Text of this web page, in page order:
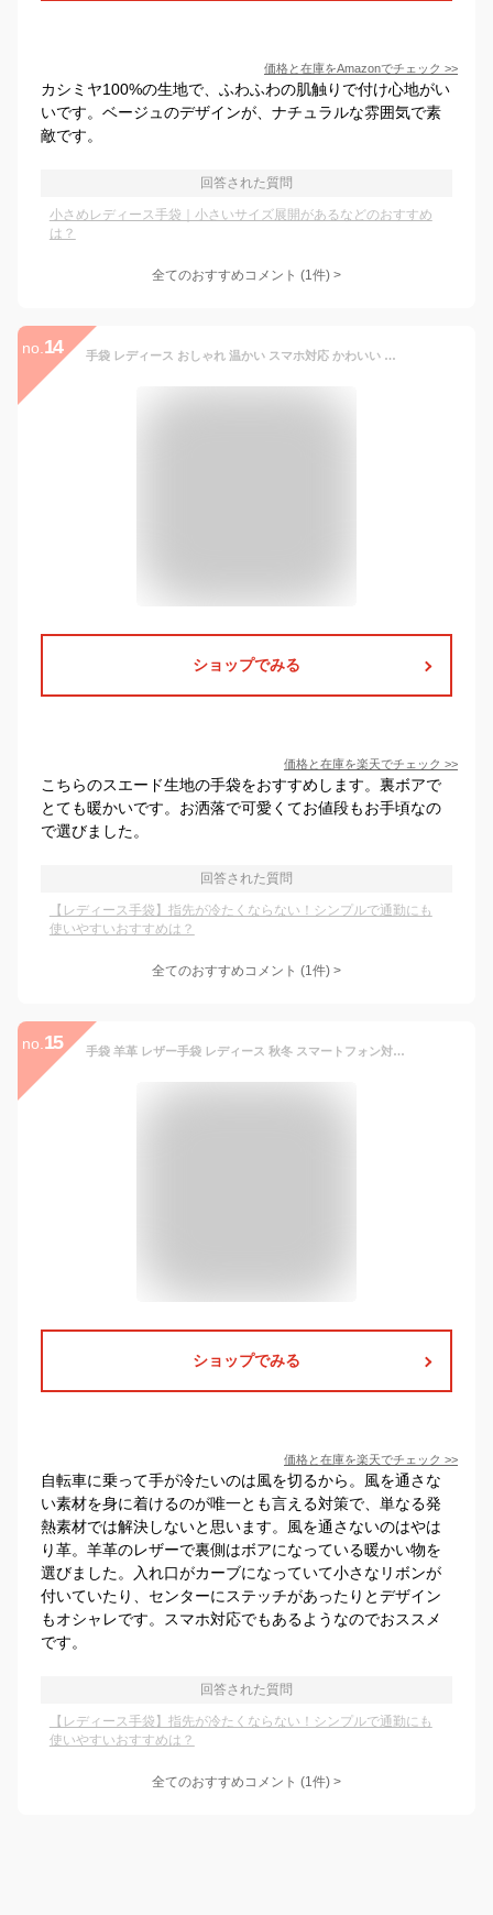
価格と在庫をAmazonでチェック >>
カシミヤ100%の生地で、ふわふわの肌触りで付け心地がい
いです。ベージュのデザインが、ナチュラルな雰囲気で素
敵です。
回答された質問
小さめレディース手袋｜小さいサイズ展開があるなどのおすすめ
は？
全てのおすすめコメント (1件) >
no. 14 手袋 レディース おしゃれ 温かい スマホ対応 かわいい グローブ スマホ 防寒 防風 裏起毛 ボア ファー スエード 手ぶくろ りぼん タッチパネル 対応
ショップでみる
価格と在庫を楽天でチェック >>
こちらのスエード生地の手袋をおすすめします。裏ボアで
とても暖かいです。お洒落で可愛くてお値段もお手頃なの
で選びました。
回答された質問
【レディース手袋】指先が冷たくならない！シンプルで通勤にも
使いやすいおすすめは？
全てのおすすめコメント (1件) >
no. 15 手袋 羊革 レザー手袋 レディース 秋冬 スマートフォン対応 スマホ手袋 本皮 リボン付き キレイめ グローブ 裏ボア アウトドア 防風 防寒 皮手袋 冬新作 送料無料
ショップでみる
価格と在庫を楽天でチェック >>
自転車に乗って手が冷たいのは風を切るから。風を通さな
い素材を身に着けるのが唯一とも言える対策で、単なる発
熱素材では解決しないと思います。風を通さないのはやは
り革。羊革のレザーで裏側はボアになっている暖かい物を
選びました。入れ口がカーブになっていて小さなリボンが
付いていたり、センターにステッチがあったりとデザイン
もオシャレです。スマホ対応でもあるようなのでおススメ
です。
回答された質問
【レディース手袋】指先が冷たくならない！シンプルで通勤にも
使いやすいおすすめは？
全てのおすすめコメント (1件) >